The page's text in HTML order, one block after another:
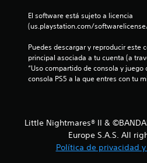
El software está sujeto a licencia
(us.playstation.com/
Puedes descargar y reproducir este
principal asociada a tu cuenta (a
“Uso compartido de consola y
consola PS5 a la que entres con tu
Little Nightmares® II &
Europe S.A.S. All
Política de privacidad y